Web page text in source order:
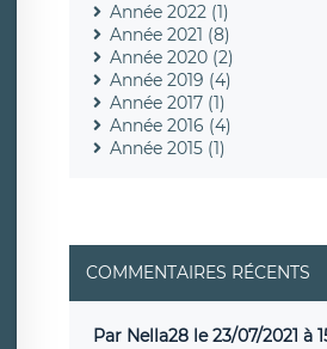
Année 2022 (1)
Année 2021 (8)
Année 2020 (2)
Année 2019 (4)
Année 2017 (1)
Année 2016 (4)
Année 2015 (1)
COMMENTAIRES RÉCENTS
Par Nella28 le 23/07/2021 à